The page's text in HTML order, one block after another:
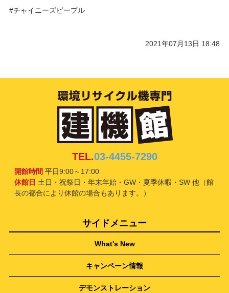
#チャイニーズピープル
2021年07月13日 18:48
TEL.03-4455-7290
開館時間 平日9:00～17:00
休館日 土日・祝祭日・年末年始・GW・夏季休暇・SW 他（館
長の都合により休館の場合もあります。）
サイドメニュー
What's New
キャンペーン情報
デモンストレーション